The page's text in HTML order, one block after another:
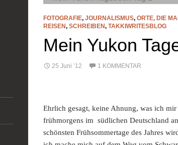
FOTOGRAFIE, JOURNALISMUS, ORTE, DIE
REISEN, SCHREIBEN, TAKKIWRITESBLOG
Mein Yukon
25 Juni ’12 1 KOMMENTAR
Ehrlich gesagt, keine Ahnung, was ich
frühmorgens im südlichen Deutschland
schönsten Frühsommertage des Jahres